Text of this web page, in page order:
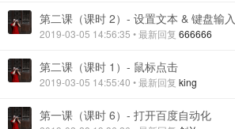
第二课（课时 2）- 设置文本 & 键盘输入
2019-03-05 14:56:35 • 最新回复 666666
第二课（课时 1）- 鼠标点击
2019-03-05 14:55:40 • 最新回复 king
第一课（课时 6）- 打开百度自动化